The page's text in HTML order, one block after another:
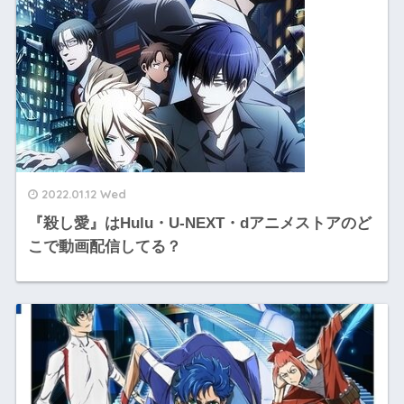
2022.01.12 Wed
『殺し愛』はHulu・U-NEXT・dアニメストアのど
こで動画配信してる？